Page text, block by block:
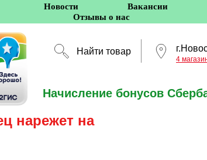
Новости Вакансии
Отзывы о нас
Найти товар
4
Начисление бонусов
нарежет на